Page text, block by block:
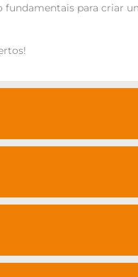
fundamentais para criar